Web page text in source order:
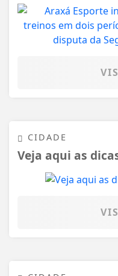
CIDADE
Veja aqui as